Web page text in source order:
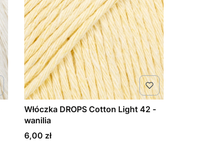
Włóczka DROPS Cotton Light 42 -
wanilia
Cena
6,00 zł